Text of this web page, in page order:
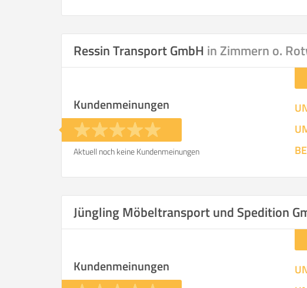
Selbst umziehen .
Helfer .
Stunden
KOSTENSCHÄTZUNG:
Ressin Transport GmbH in Zimmern o.
Kundenmeinungen
Aktuell noch keine Kundenmeinungen
Jüngling Möbeltransport und Spedition
Kundenmeinungen